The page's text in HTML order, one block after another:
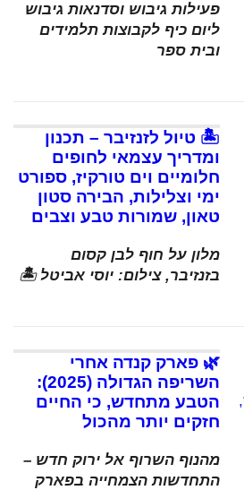
פעילות גיבוש וסדנאות גיבוש
ליום כיף לקבוצות תלמידים
ובית ספר
🏝️ טיול לזנזיבר – תכנון
ומדריך עצמאי לחופים
חלומיים וים טורקיז, ספורט
ימי וצלילות, הבירה סטון
טאון, שמורות טבע וצבים
מלון על חוף לבן קסום
בזנזיבר, צילום: יוסי אביטל 🏝️
🌿 פארק קנדה אחרי
השריפה הגדולה (2025):
הטבע מתחדש, כי החיים
חזקים יותר מהכול
מהנוף השרוף אל ירוק חדש –
התחדשות הצמחייה בפארק